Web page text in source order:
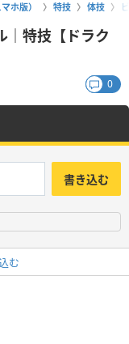
ホ版） 特技 体技
｜特技【ドラク
0
書き込む
む